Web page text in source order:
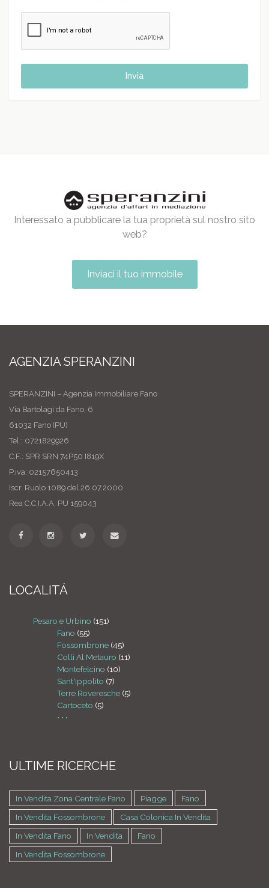
Invia
Interessato a pubblicare la tua proprietà sul nostro sito
web?
Inviaci il tuo immobile
AGENZIA SPERANZINI
SPERANZINI – Agenzia Immobiliare Fano
Via Bartolagi da Fano, 6
61032 Fano (PU)
Tel.: 0721829926
C.F.: SPR SRN 74P50 I819X
P.iva: 02157650413
Iscr. Ruolo 1089 del 26.07.2000
Rea C.C.I.A.A. PU 159043
LOCALITÁ
Pesaro e Urbino (151)
Fano (55)
Fossombrone (45)
Colli Al Metauro (11)
Montefelcino (10)
Sant'ippolito (7)
Terre Roveresche (5)
Cartoceto (5)
• • •
ULTIME RICERCHE
In Vendita Zona Centrale Fano Piagge
Fano
In Vendita Fossombrone
Casa Colonica In Vendita
In Vendita Fano
In Vendita
Fano
In Vendita Fossombrone